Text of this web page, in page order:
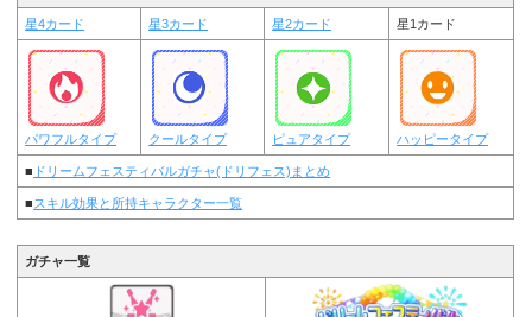
星4カード 星3カード 星2カード 星1カード
パワフルタイプ クールタイプ ピュアタイプ ハッピータイプ
■ ドリームフェスティバルガチャ(ドリフェス)まとめ
■スキル効果と所持キャラクター一覧
ガチャ一覧